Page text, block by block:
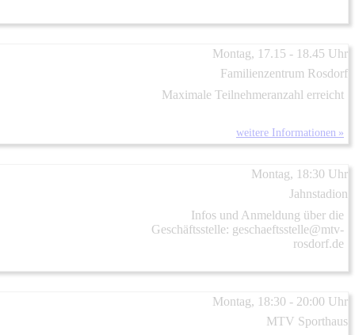
Montag, 17.15 - 18.45 Uhr
Familienzentrum Rosdorf
Maximale Teilnehmeranzahl erreicht
weitere Informationen »
Montag, 18:30 Uhr
Jahnstadion
Infos und Anmeldung über die
Geschäftsstelle: geschaeftsstelle@mtv-
rosdorf.de
Montag, 18:30 - 20:00 Uhr
MTV Sporthaus